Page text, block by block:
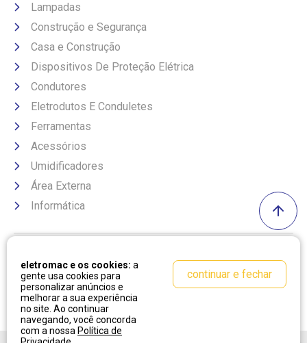
Lampadas
Construção e Segurança
Casa e Construção
Dispositivos De Proteção Elétrica
Condutores
Eletrodutos E Conduletes
Ferramentas
Acessórios
Umidificadores
Área Externa
Informática
eletromac e os cookies: a
gente usa cookies para
personalizar anúncios e
melhorar a sua experiência
no site. Ao continuar
navegando, você concorda
com a nossa Política de
continuar e fechar